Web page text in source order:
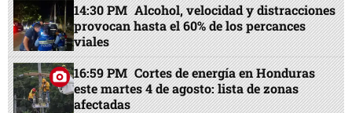
14:30 PM Alcohol, velocidad y distracciones
provocan hasta el 60% de los percances
viales
16:59 PM Cortes de energía en Honduras
este martes 4 de agosto: lista de zonas
afectadas